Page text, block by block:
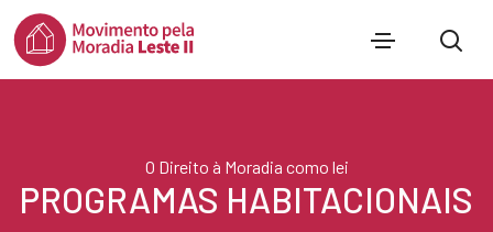
O Direito à Moradia como lei
PROGRAMAS HABITACIONAIS